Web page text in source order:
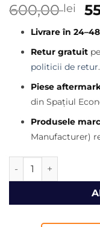
600,00lei
a
Livrare în
Retur gratuit
politicii de retur.
Piese
din Spațiul
Produsele
Manufacturer)
Cantitate Injector